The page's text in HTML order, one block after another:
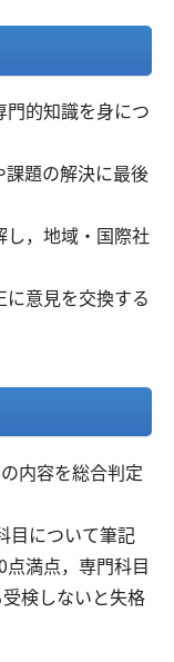
在学生の方
地域・企業の方
的知識を身につ
題の解決に最後
し，地域・国際社
意見を交換する
内容を総合判定
目について筆記
満点，専門科目
検しないと失格